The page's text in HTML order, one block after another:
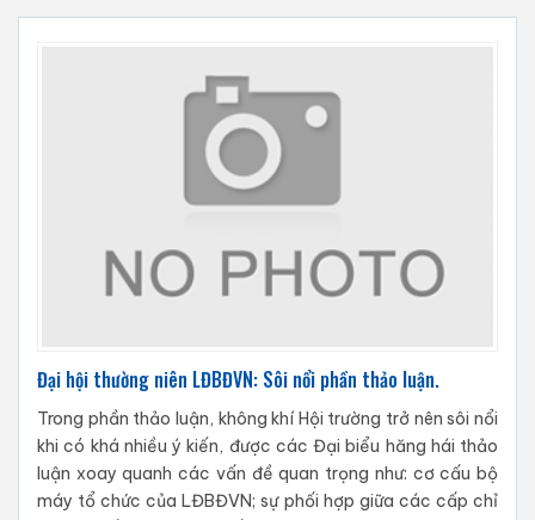
Đại hội thường niên LĐBĐVN: Sôi nổi phần thảo luận.
Trong phần thảo luận, không khí Hội trường trở nên sôi nổi
khi có khá nhiều ý kiến, được các Đại biểu hăng hái thảo
luận xoay quanh các vấn đề quan trọng như: cơ cấu bộ
máy tổ chức của LĐBĐVN; sự phối hợp giữa các cấp chỉ